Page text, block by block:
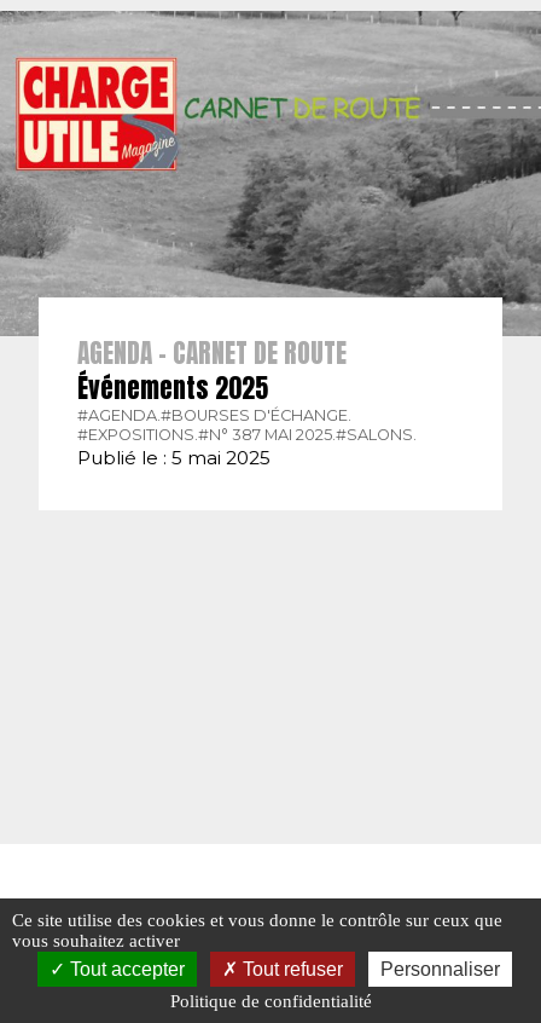
AGENDA - CARNET DE ROUTE
Événements 2025
#AGENDA. #BOURSES D'ÉCHANGE.
#EXPOSITIONS. #N° 387 MAI 2025. #SALONS.
Publié le : 5 mai 2025
Ce site utilise des cookies et vous donne le contrôle sur ceux que
vous souhaitez activer
Tout accepter Tout refuser Personnaliser
Politique de confidentialité